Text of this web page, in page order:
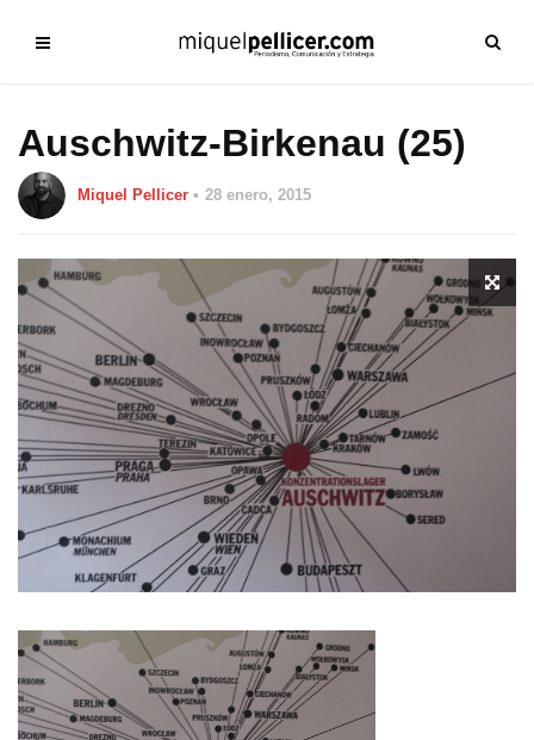
Auschwitz-Birkenau (25)
Miquel Pellicer 28 enero, 2015